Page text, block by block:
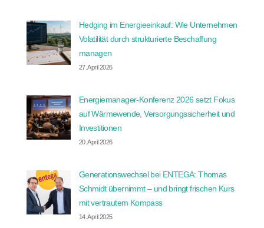
Hedging im Energieeinkauf: Wie Unternehmen
Volatilität durch strukturierte Beschaffung
managen
27. April 2026
Energiemanager-Konferenz 2026 setzt Fokus
auf Wärmewende, Versorgungssicherheit und
Investitionen
20. April 2026
Generationswechsel bei ENTEGA: Thomas
Schmidt übernimmt – und bringt frischen Kurs
mit vertrautem Kompass
14. April 2025